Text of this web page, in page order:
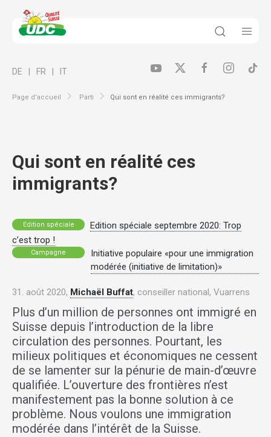
Page d’accueil Parti Qui sont en réalité ces immigrants?
DE FR IT
Qui sont en réalité ces
immigrants?
Edition spéciale
Edition spéciale septembre 2020: Trop
c’est trop !
Campagne
Initiative populaire «pour une immigration
modérée (initiative de limitation)»
31. août 2020, Michaël Buffat, conseiller national, Vuarrens
Plus d’un million de personnes ont immigré en
Suisse depuis l’introduction de la libre
circulation des personnes. Pourtant, les
milieux politiques et économiques ne cessent
de se lamenter sur la pénurie de main-d’œuvre
qualifiée. L’ouverture des frontières n’est
manifestement pas la bonne solution à ce
problème. Nous voulons une immigration
modérée dans l’intérêt de la Suisse.